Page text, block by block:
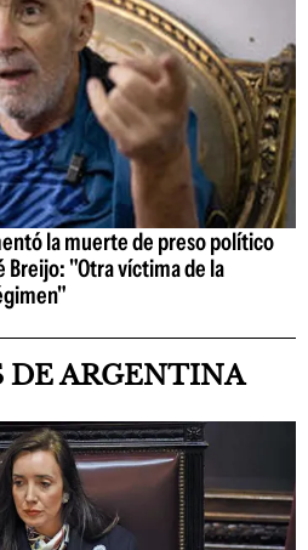
la muerte de preso político
Breijo: "Otra víctima de la
ARGENTINA